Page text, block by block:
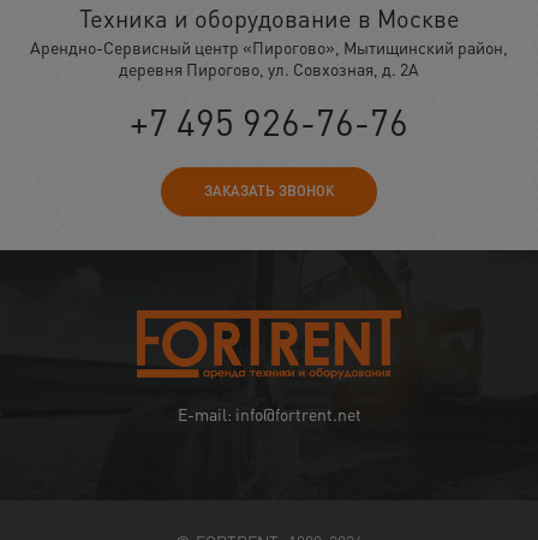
Техника и оборудование в Москве
Арендно-Сервисный центр «Пирогово», Мытищинский район,
деревня Пирогово, ул. Совхозная, д. 2А
+7 495 926-76-76
ЗАКАЗАТЬ ЗВОНОК
E-mail: info@fortrent.net